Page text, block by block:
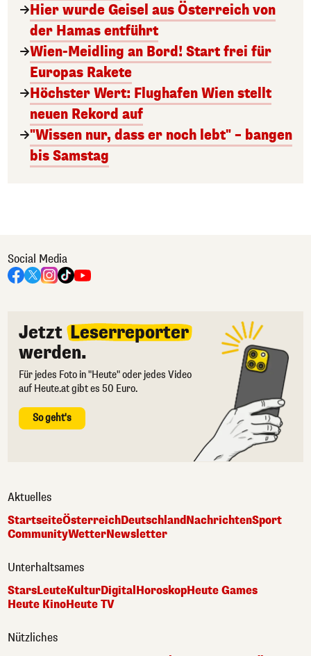
Hier wurde Geisel aus Österreich von
der Hamas entführt
Wien-Meidling an Bord! Start frei für
Europas Rakete
Höchster Wert: Flughafen Wien stellt
neuen Rekord auf
"Wissen nur, dass er noch lebt" – bangen
bis Samstag
Social Media
Jetzt Leserreporter
werden.
Für jedes Foto in "Heute" oder jedes Video
auf Heute.at gibt es 50 Euro.
So geht's
Aktuelles
StartseiteÖsterreichDeutschlandNachrichtenSport
CommunityWetterNewsletter
Unterhaltsames
StarsLeuteKulturDigital HoroskopHeute Games
Heute KinoHeute TV
Nützliches